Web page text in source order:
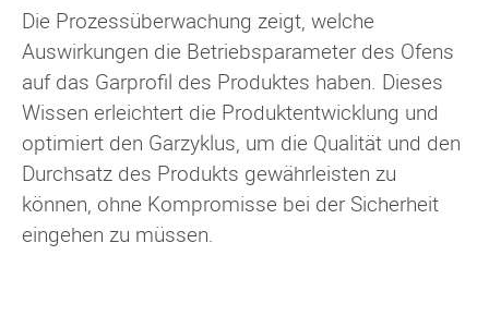
Die Prozessüberwachung zeigt, welche
Auswirkungen die Betriebsparameter des Ofens
auf das Garprofil des Produktes haben. Dieses
Wissen erleichtert die Produktentwicklung und
optimiert den Garzyklus, um die Qualität und den
Durchsatz des Produkts gewährleisten zu
können, ohne Kompromisse bei der Sicherheit
eingehen zu müssen.